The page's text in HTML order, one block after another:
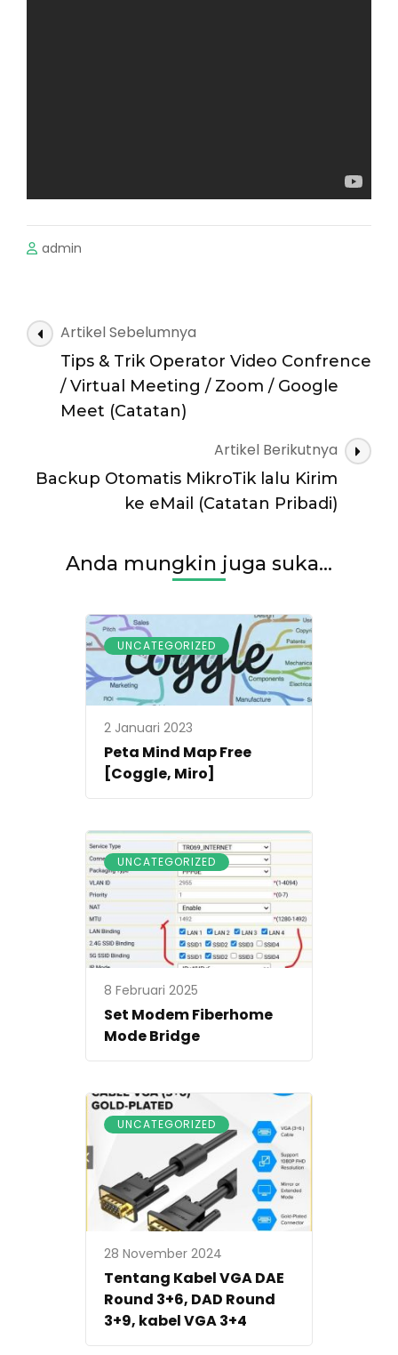
admin
Navigasi
Artikel
Artikel Sebelumnya
Tips & Trik Operator Video Confrence
/ Virtual Meeting / Zoom / Google
Meet (Catatan)
Artikel Berikutnya
Backup Otomatis MikroTik lalu Kirim
ke eMail (Catatan Pribadi)
Anda mungkin juga suka...
UNCATEGORIZED
2 Januari 2023
Peta Mind Map Free
[Coggle, Miro]
UNCATEGORIZED
8 Februari 2025
Set Modem Fiberhome
Mode Bridge
UNCATEGORIZED
28 November 2024
Tentang Kabel VGA DAE
Round 3+6, DAD Round
3+9, kabel VGA 3+4